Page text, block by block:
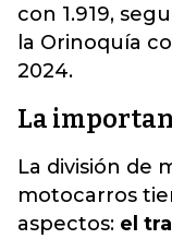
con 1.919,
la Orinoquía
2024.
La
La división de
motocarros
aspectos: el